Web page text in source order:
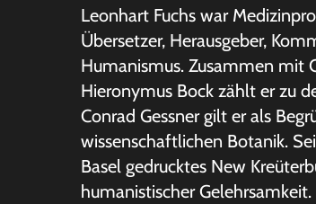
Leonhart Fuchs war
Übersetzer, Herausgeber,
Humanismus. Zusammen mit
Hieronymus Bock zählt er zu
Conrad Gessner gilt er als
wissenschaftlichen Botanik.
Basel gedrucktes New
humanistischer Gelehrsamkeit.